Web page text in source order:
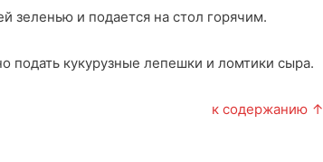
зеленью и подается на стол горячим.
подать кукурузные лепешки и ломтики сыра.
к содержанию ↑